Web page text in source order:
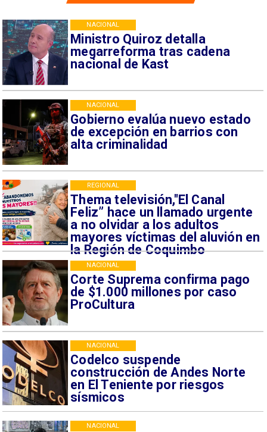
Ministro Quiroz detalla
megarreforma tras cadena
nacional de Kast
NACIONAL
Gobierno evalúa nuevo estado
de excepción en barrios con
alta criminalidad
NACIONAL
Thema televisión,"El Canal
Feliz” hace un llamado urgente
a no olvidar a los adultos
mayores víctimas del aluvión en
la Región de Coquimbo
REGIONAL
Corte Suprema confirma pago
de $1.000 millones por caso
ProCultura
NACIONAL
Codelco suspende
construcción de Andes Norte
en El Teniente por riesgos
sísmicos
NACIONAL
NACIONAL